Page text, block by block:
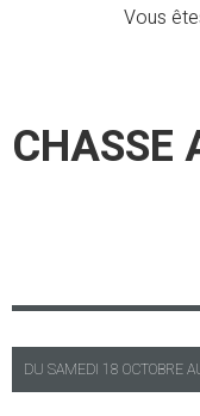
Vous
CHASSE
DU SAMEDI 18 OCTOBRE